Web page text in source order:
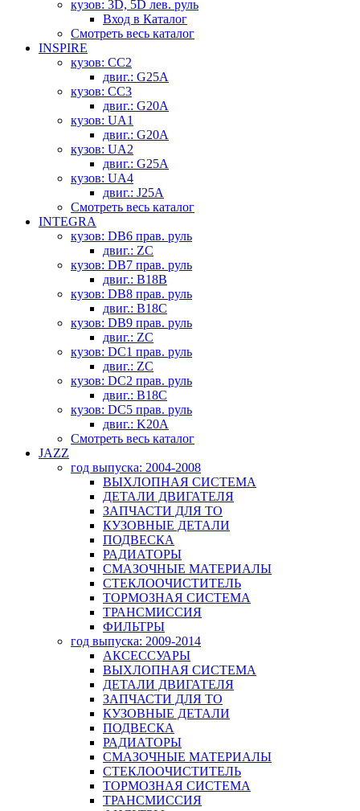
кузов: 3D, 5D лев. руль
Вход в Каталог
Смотреть весь каталог
INSPIRE
кузов: CC2
двиг.: G25A
кузов: CC3
двиг.: G20A
кузов: UA1
двиг.: G20A
кузов: UA2
двиг.: G25A
кузов: UA4
двиг.: J25A
Смотреть весь каталог
INTEGRA
кузов: DB6 прав. руль
двиг.: ZC
кузов: DB7 прав. руль
двиг.: B18B
кузов: DB8 прав. руль
двиг.: B18C
кузов: DB9 прав. руль
двиг.: ZC
кузов: DC1 прав. руль
двиг.: ZC
кузов: DC2 прав. руль
двиг.: B18C
кузов: DC5 прав. руль
двиг.: K20A
Смотреть весь каталог
JAZZ
год выпуска: 2004-2008
ВЫХЛОПНАЯ СИСТЕМА
ДЕТАЛИ ДВИГАТЕЛЯ
ЗАПЧАСТИ ДЛЯ ТО
КУЗОВНЫЕ ДЕТАЛИ
ПОДВЕСКА
РАДИАТОРЫ
СМАЗОЧНЫЕ МАТЕРИАЛЫ
СТЕКЛООЧИСТИТЕЛЬ
ТОРМОЗНАЯ СИСТЕМА
ТРАНСМИССИЯ
ФИЛЬТРЫ
год выпуска: 2009-2014
АКСЕССУАРЫ
ВЫХЛОПНАЯ СИСТЕМА
ДЕТАЛИ ДВИГАТЕЛЯ
ЗАПЧАСТИ ДЛЯ ТО
КУЗОВНЫЕ ДЕТАЛИ
ПОДВЕСКА
РАДИАТОРЫ
СМАЗОЧНЫЕ МАТЕРИАЛЫ
СТЕКЛООЧИСТИТЕЛЬ
ТОРМОЗНАЯ СИСТЕМА
ТРАНСМИССИЯ